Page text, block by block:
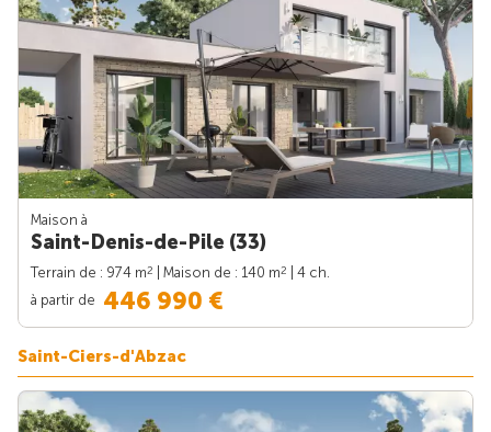
Maison à
Saint-Denis-de-Pile (33)
Terrain de : 974 m2 | Maison de : 140 m2
| 4 ch.
à partir de 446 990 €
Saint-Ciers-d'Abzac